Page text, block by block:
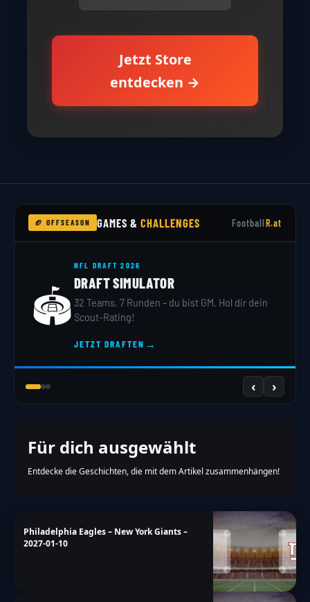
Jetzt Store
entdecken →
🏈 OFFSEASON GAMES &CHALLENGES FootballR.at
🏟️
NFL DRAFT 2026
DRAFT SIMULATOR
32 Teams, 7 Runden – du bist GM. Hol dir dein
Scout-Rating!
JETZT DRAFTEN →
‹ ›
Für dich ausgewählt
Entdecke die Geschichten, die mit dem Artikel zusammenhängen!
Philadelphia Eagles – New York Giants –
2027-01-10